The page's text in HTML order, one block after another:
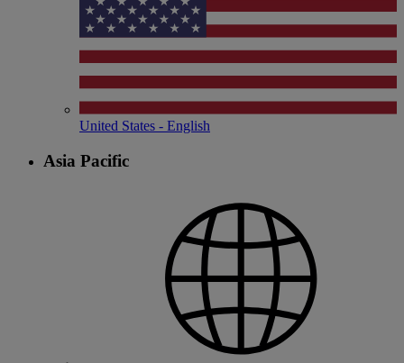
United States - English
Asia Pacific